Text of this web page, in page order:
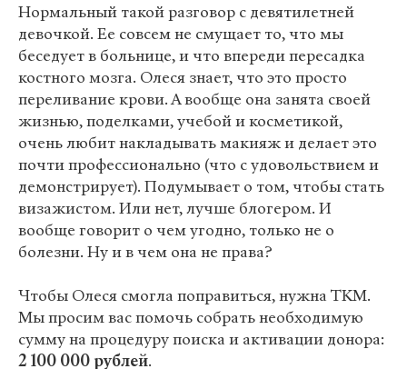
Нормальный такой разговор с девятилетней
девочкой. Ее совсем не смущает то, что мы
беседует в больнице, и что впереди пересадка
костного мозга. Олеся знает, что это просто
переливание крови. А вообще она занята своей
жизнью, поделками, учебой и косметикой,
очень любит накладывать макияж и делает это
почти профессионально (что с удовольствием и
демонстрирует). Подумывает о том, чтобы стать
визажистом. Или нет, лучше блогером. И
вообще говорит о чем угодно, только не о
болезни. Ну и в чем она не права?
Чтобы Олеся смогла поправиться, нужна ТКМ.
Мы просим вас помочь собрать необходимую
сумму на процедуру поиска и активации донора:
2 100 000 рублей.